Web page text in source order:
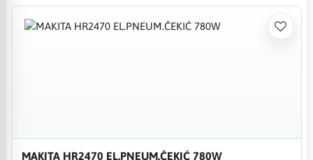
MAKITA HR2470 EL.PNEUM.ČEKIĆ 780W